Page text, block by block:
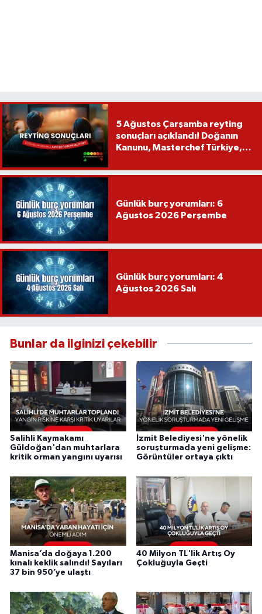
5 Ağustos Çarşamba reyting
sonuçları açıklandı! Doğanın
Kanunu, Masterchef Türkiye,
Günlük burç yorumları: 6
Ağustos 2026 Perşembe
Günlük burç yorumları: 4
Ağustos 2026 Salı
Bunlar da ilginizi çekebilir
Salihli Kaymakamı
Güldoğan'dan muhtarlara
kritik orman yangını uyarısı
İzmit Belediyesi'ne yönelik
soruşturmada yeni gelişme:
Görüntüler ortaya çıktı
Manisa’da doğaya 1.200
kınalı keklik salındı! Sayıları
37 bin 950’ye ulaştı
40 Milyon TL'lik Artış Oy
Çokluğuyla Geçti